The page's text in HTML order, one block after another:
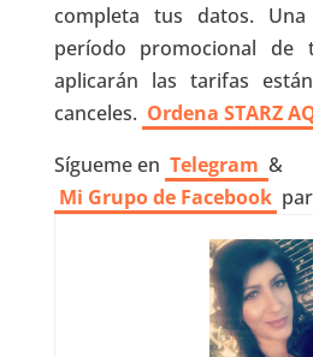
completa tus datos.
período promocional de
aplicarán las tarifas
canceles. Ordena STARZ
Sígueme en Telegram &
Mi Grupo de Facebook